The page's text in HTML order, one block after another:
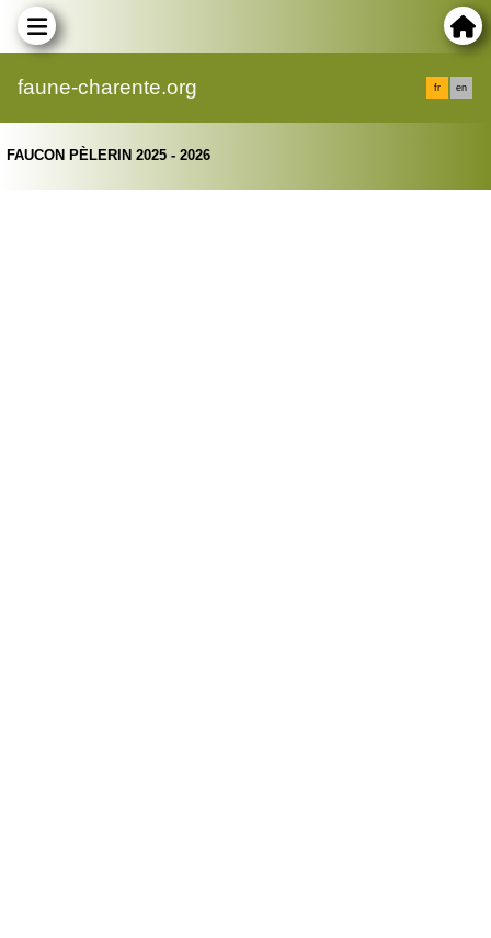
faune-charente.org fr en
FAUCON PÈLERIN 2025 - 2026